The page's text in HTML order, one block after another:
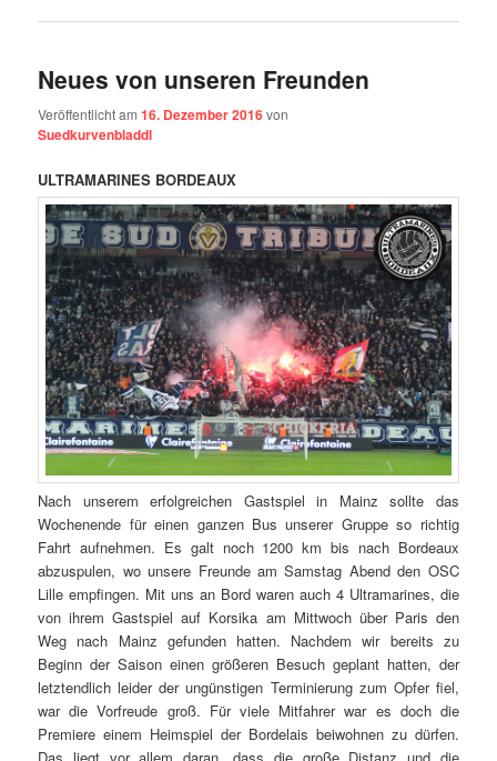
Neues von unseren Freunden
Veröffentlicht am16. Dezember 2016von
Suedkurvenbladdl
ULTRAMARINES BORDEAUX
Nach unserem erfolgreichen Gastspiel in Mainz sollte das
Wochenende für einen ganzen Bus unserer Gruppe so richtig
Fahrt aufnehmen. Es galt noch 1200 km bis nach Bordeaux
abzuspulen, wo unsere Freunde am Samstag Abend den OSC
Lille empfingen. Mit uns an Bord waren auch 4 Ultramarines, die
von ihrem Gastspiel auf Korsika am Mittwoch über Paris den
Weg nach Mainz gefunden hatten. Nachdem wir bereits zu
Beginn der Saison einen größeren Besuch geplant hatten, der
letztendlich leider der ungünstigen Terminierung zum Opfer fiel,
war die Vorfreude groß. Für viele Mitfahrer war es doch die
Premiere einem Heimspiel der Bordelais beiwohnen zu dürfen.